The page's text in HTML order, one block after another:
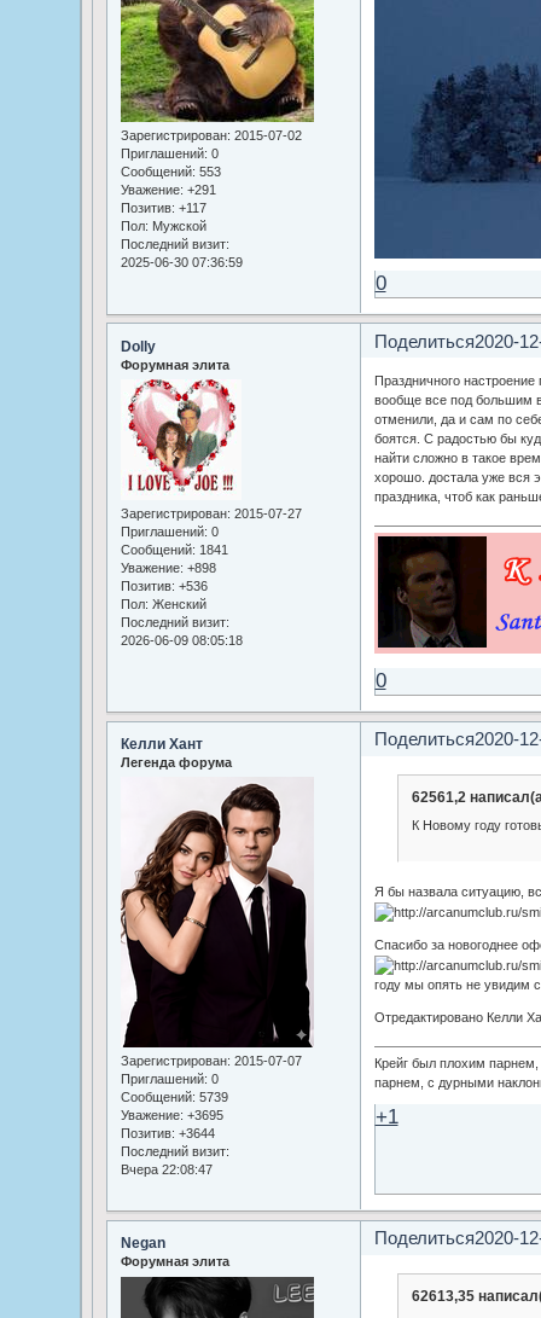
Зарегистрирован: 2015-07-02
Приглашений: 0
Сообщений: 553
Уважение: +291
Позитив: +117
Пол: Мужской
Последний визит:
2025-06-30 07:36:59
0
Поделиться2020-
Dolly
Форумная элита
Зарегистрирован: 2015-07-27
Приглашений: 0
Сообщений: 1841
Уважение: +898
Позитив: +536
Пол: Женский
Последний визит:
2026-06-09 08:05:18
Праздничного
вообще все под большим
отменили, да и сам по
боятся. С радостью бы
найти сложно в такое
хорошо. достала уже вся
праздника, чтоб как
0
Поделиться2020-
Келли Хант
Легенда форума
Зарегистрирован: 2015-07-07
Приглашений: 0
Сообщений: 5739
Уважение: +3695
Позитив: +3644
Последний визит:
Вчера 22:08:47
62561,2
К Новому году
Я бы назвала ситуацию,
Спасибо за новогоднее
году мы опять не увидим
Отредактировано Келли
Крейг был плохим
парнем, с дурными
+1
Поделиться2020-
Negan
Форумная элита
62613,35